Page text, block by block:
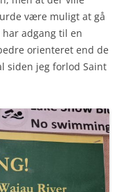
være muligt at gå
har adgang til en
orienteret end de
siden jeg forlod Saint